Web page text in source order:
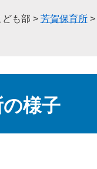
ども部 > 芳賀保育所 >
様子